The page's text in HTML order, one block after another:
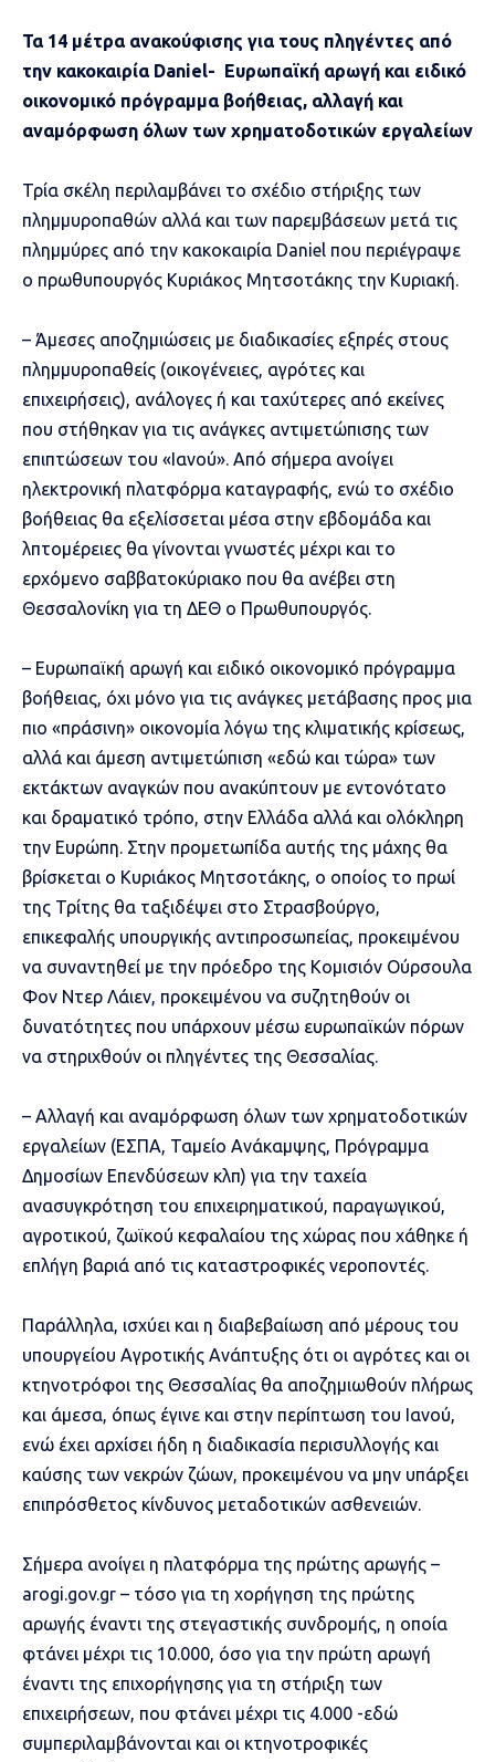
Τα 14 μέτρα ανακούφισης για τους πληγέντες από
την κακοκαιρία Daniel- Ευρωπαϊκή αρωγή και ειδικό
οικονομικό πρόγραμμα βοήθειας, αλλαγή και
αναμόρφωση όλων των χρηματοδοτικών εργαλείων
Τρία σκέλη περιλαμβάνει το σχέδιο στήριξης των
πλημμυροπαθών αλλά και των παρεμβάσεων μετά τις
πλημμύρες από την κακοκαιρία Daniel που περιέγραψε
ο πρωθυπουργός Κυριάκος Μητσοτάκης την Κυριακή.
– Άμεσες αποζημιώσεις με διαδικασίες εξπρές στους
πλημμυροπαθείς (οικογένειες, αγρότες και
επιχειρήσεις), ανάλογες ή και ταχύτερες από εκείνες
που στήθηκαν για τις ανάγκες αντιμετώπισης των
επιπτώσεων του «Ιανού». Από σήμερα ανοίγει
ηλεκτρονική πλατφόρμα καταγραφής, ενώ το σχέδιο
βοήθειας θα εξελίσσεται μέσα στην εβδομάδα και
λπτομέρειες θα γίνονται γνωστές μέχρι και το
ερχόμενο σαββατοκύριακο που θα ανέβει στη
Θεσσαλονίκη για τη ΔΕΘ ο Πρωθυπουργός.
– Ευρωπαϊκή αρωγή και ειδικό οικονομικό πρόγραμμα
βοήθειας, όχι μόνο για τις ανάγκες μετάβασης προς μια
πιο «πράσινη» οικονομία λόγω της κλιματικής κρίσεως,
αλλά και άμεση αντιμετώπιση «εδώ και τώρα» των
εκτάκτων αναγκών που ανακύπτουν με εντονότατο
και δραματικό τρόπο, στην Ελλάδα αλλά και ολόκληρη
την Ευρώπη. Στην προμετωπίδα αυτής της μάχης θα
βρίσκεται ο Κυριάκος Μητσοτάκης, ο οποίος το πρωί
της Τρίτης θα ταξιδέψει στο Στρασβούργο,
επικεφαλής υπουργικής αντιπροσωπείας, προκειμένου
να συναντηθεί με την πρόεδρο της Κομισιόν Ούρσουλα
Φον Ντερ Λάιεν, προκειμένου να συζητηθούν οι
δυνατότητες που υπάρχουν μέσω ευρωπαϊκών πόρων
να στηριχθούν οι πληγέντες της Θεσσαλίας.
– Αλλαγή και αναμόρφωση όλων των χρηματοδοτικών
εργαλείων (ΕΣΠΑ, Ταμείο Ανάκαμψης, Πρόγραμμα
Δημοσίων Επενδύσεων κλπ) για την ταχεία
ανασυγκρότηση του επιχειρηματικού, παραγωγικού,
αγροτικού, ζωϊκού κεφαλαίου της χώρας που χάθηκε ή
επλήγη βαριά από τις καταστροφικές νεροποντές.
Παράλληλα, ισχύει και η διαβεβαίωση από μέρους του
υπουργείου Αγροτικής Ανάπτυξης ότι οι αγρότες και οι
κτηνοτρόφοι της Θεσσαλίας θα αποζημιωθούν πλήρως
και άμεσα, όπως έγινε και στην περίπτωση του Ιανού,
ενώ έχει αρχίσει ήδη η διαδικασία περισυλλογής και
καύσης των νεκρών ζώων, προκειμένου να μην υπάρξει
επιπρόσθετος κίνδυνος μεταδοτικών ασθενειών.
Σήμερα ανοίγει η πλατφόρμα της πρώτης αρωγής –
arogi.gov.gr – τόσο για τη χορήγηση της πρώτης
αρωγής έναντι της στεγαστικής συνδρομής, η οποία
φτάνει μέχρι τις 10.000, όσο για την πρώτη αρωγή
έναντι της επιχορήγησης για τη στήριξη των
επιχειρήσεων, που φτάνει μέχρι τις 4.000 -εδώ
συμπεριλαμβάνονται και οι κτηνοτροφικές